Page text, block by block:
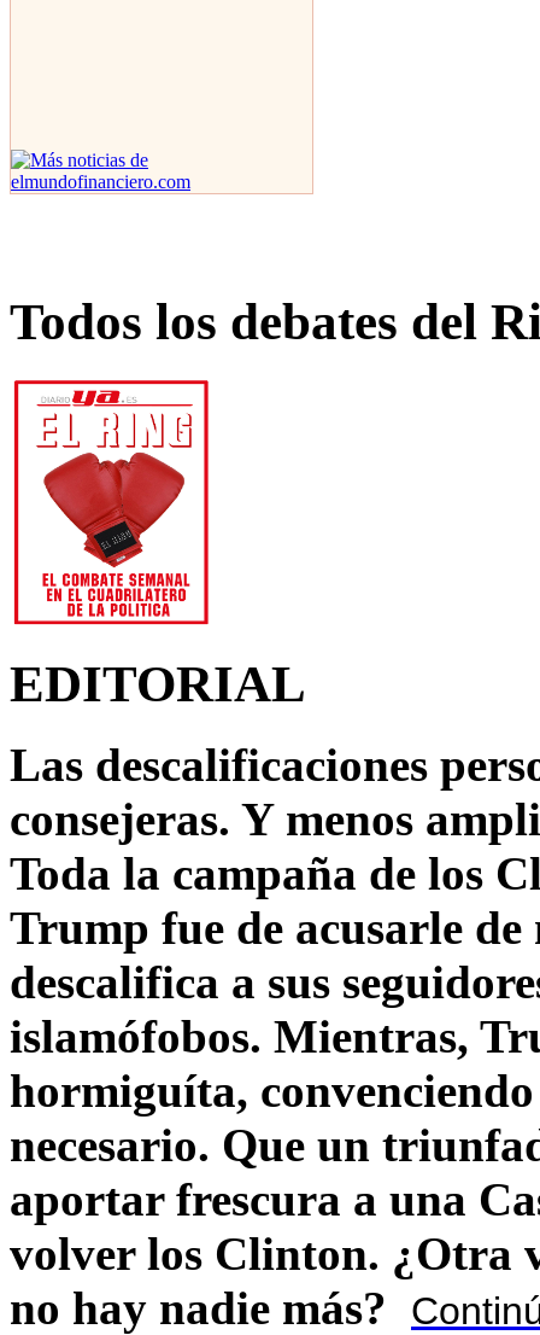
Todos los debates del
EDITORIAL
Las descalificaciones
consejeras. Y menos
Toda la campaña de los
Trump fue de acusarle
descalifica a sus
islamófobos. Mientras,
hormiguíta,
necesario. Que un
aportar frescura a una
volver los Clinton. ¿Otra
no hay nadie más?